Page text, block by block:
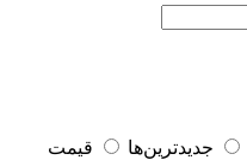
جديدترين‌ها
قيمت